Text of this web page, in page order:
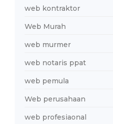
web kontraktor
Web Murah
web murmer
web notaris ppat
web pemula
Web perusahaan
web profesiaonal